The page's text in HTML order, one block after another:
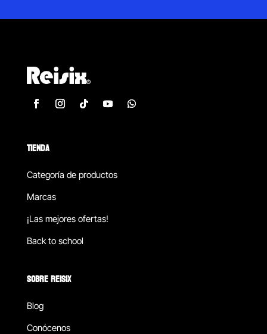
TIENDA
Categoría de productos
Marcas
¡Las mejores ofertas!
Back to school
SOBRE REISIX
Blog
Conócenos